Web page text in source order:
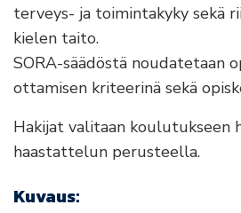
terveys- ja toimintakyky sekä
kielen taito.
SORA-säädöstä noudatetaan
ottamisen kriteerinä sekä
Hakijat valitaan koulutukseen
haastattelun perusteella.
Kuvaus: